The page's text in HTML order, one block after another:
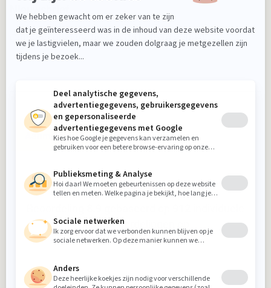
Ontvang nieuws, tips en de laatste acties!
Aanmelden
klantbeoordelingen op
5-sterrenspecialist